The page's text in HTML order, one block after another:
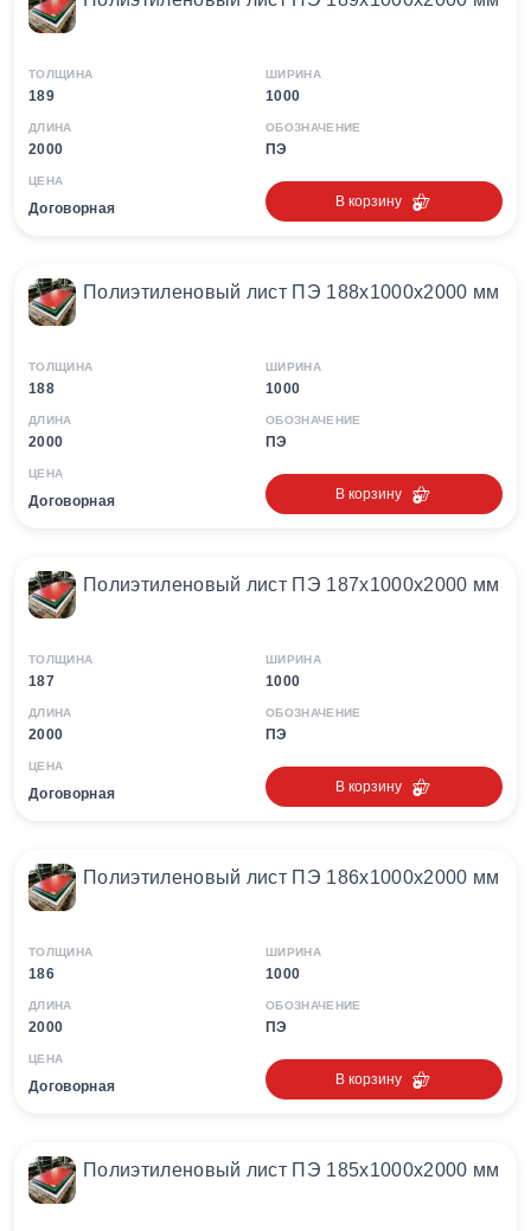
ТОЛЩИНА
189
ШИРИНА
1000
ДЛИНА
2000
ОБОЗНАЧЕНИЕ
ПЭ
ЦЕНА
Договорная В корзину
Полиэтиленовый лист ПЭ 188х1000х2000 мм
ТОЛЩИНА
188
ШИРИНА
1000
ДЛИНА
2000
ОБОЗНАЧЕНИЕ
ПЭ
ЦЕНА
Договорная В корзину
Полиэтиленовый лист ПЭ 187х1000х2000 мм
ТОЛЩИНА
187
ШИРИНА
1000
ДЛИНА
2000
ОБОЗНАЧЕНИЕ
ПЭ
ЦЕНА
Договорная В корзину
Полиэтиленовый лист ПЭ 186х1000х2000 мм
ТОЛЩИНА
186
ШИРИНА
1000
ДЛИНА
2000
ОБОЗНАЧЕНИЕ
ПЭ
ЦЕНА
Договорная В корзину
Полиэтиленовый лист ПЭ 185х1000х2000 мм